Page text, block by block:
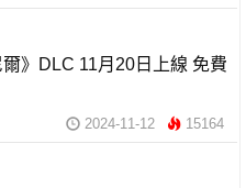
爾》DLC 11月20日上線 免費
2024-11-12 15164